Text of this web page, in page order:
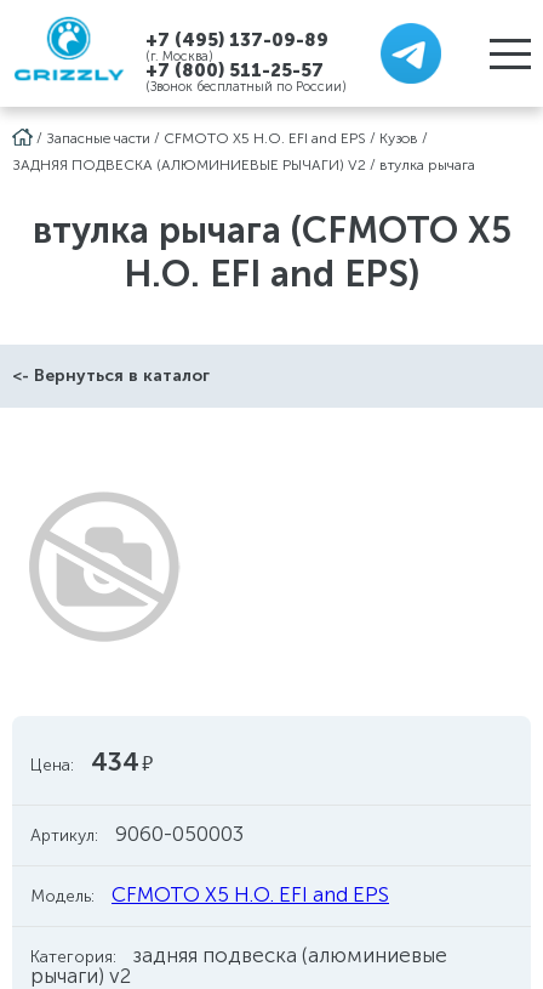
+7 (495) 137-09-89
(г. Москва)
+7 (800) 511-25-57
(Звонок бесплатный по России)
/ Запасные части / CFMOTO X5 H.O. EFI and EPS / Кузов /
ЗАДНЯЯ ПОДВЕСКА (АЛЮМИНИЕВЫЕ РЫЧАГИ) V2 / втулка рычага
втулка рычага (CFMOTO X5
H.O. EFI and EPS)
<- Вернуться в каталог
Цена: 434руб.
Артикул: 9060-050003
Модель: CFMOTO X5 H.O. EFI and EPS
Категория:
задняя подвеска (алюминиевые
рычаги) v2